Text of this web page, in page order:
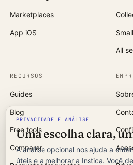
Marketplaces
App iOS
All
RECURSOS
Guides
Blog
Free tools
Comparar
PRIVACIDADE E ANÁLISE
Uma escolha clara,
A análise opcional nos ajuda a
úteis e a melhorar a Instica. Você